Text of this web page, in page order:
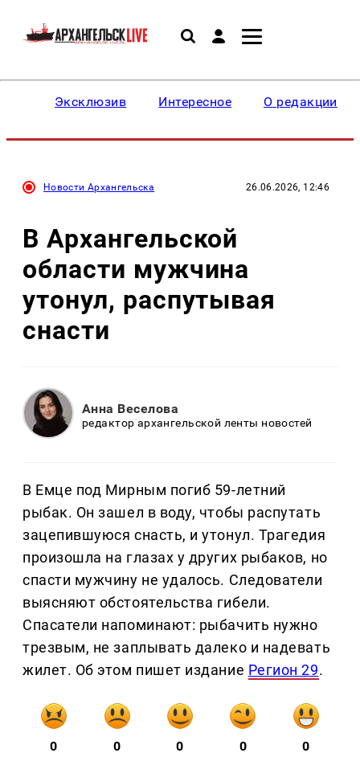
Эксклюзив Интересное О редакции
Новости Архангельска 26.06.2026, 12:46
В Архангельской
области мужчина
утонул, распутывая
снасти
Анна Веселова
редактор архангельской ленты новостей
В Емце под Мирным погиб 59-летний
рыбак. Он зашел в воду, чтобы распутать
зацепившуюся снасть, и утонул. Трагедия
произошла на глазах у других рыбаков, но
спасти мужчину не удалось. Следователи
выясняют обстоятельства гибели.
Спасатели напоминают: рыбачить нужно
трезвым, не заплывать далеко и надевать
жилет. Об этом пишет издание Регион 29.
0 0 0 0 0